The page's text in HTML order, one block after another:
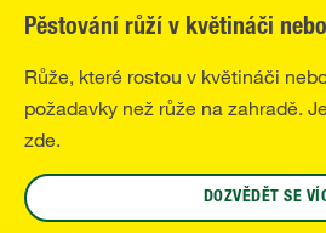
Pěstování růží v květináči
Růže, které rostou v květináči
požadavky než růže na zahradě.
zde.
DOZVĚDĚT SE